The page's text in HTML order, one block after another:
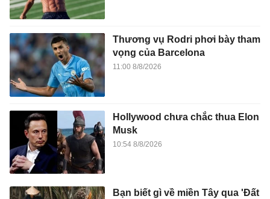
Thương vụ Rodri phơi bày tham
vọng của Barcelona
11:00 8/8/2026
Hollywood chưa chắc thua Elon
Musk
10:54 8/8/2026
Bạn biết gì về miền Tây qua 'Đất